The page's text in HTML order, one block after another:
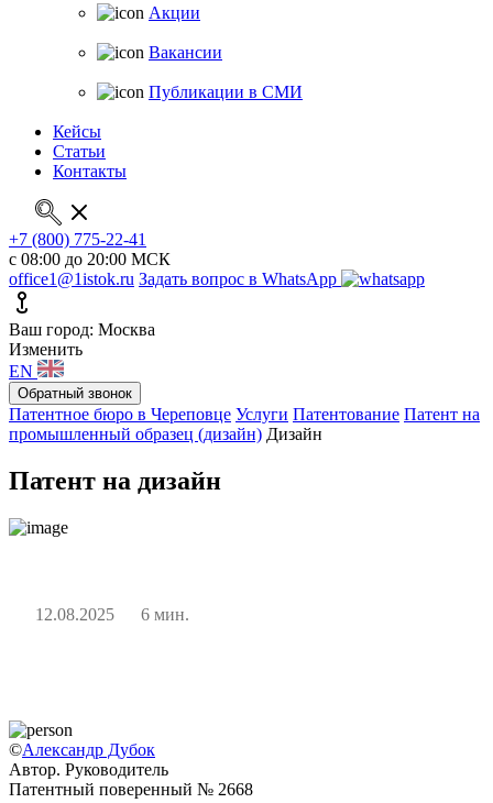
Акции
Вакансии
Публикации в СМИ
Кейсы
Статьи
Контакты
+7 (800) 775-22-41
с 08:00 до 20:00 МСК
office1@1istok.ru Задать вопрос в WhatsApp
Ваш город: Москва
Изменить
EN
Обратный звонок
Патентное бюро в Череповце Услуги Патентование Патент на
промышленный образец (дизайн) Дизайн
Патент на дизайн
12.08.2025 6 мин.
©Александр Дубок
Автор. Руководитель
Патентный поверенный № 2668